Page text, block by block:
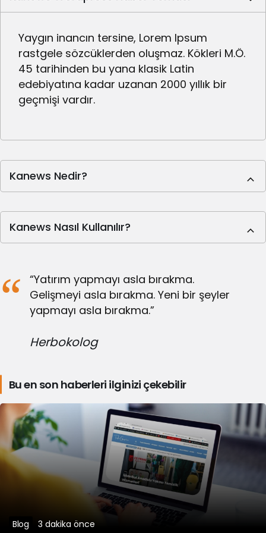
BlackRock
USD
Institutional
Fund
PayPal USD 47,54
Cronos 2,58 2,57 2,62
Uniswap 193,41 190,88 201,58
Tether Gold 191.930,00 191.686,00
Protocol
Ondo US
Dollar Yield
54,17 54,06
OKB 4.109,80 4.041,37 4.135,84
Bittensor 8.959,06 8.912,68
Ondo
Yaygın inancın tersine, Lorem Ipsum
rastgele sözcüklerden oluşmaz. Kökleri M.Ö.
45 tarihinden bu yana klasik Latin
edebiyatına kadar uzanan 2000 yıllık bir
geçmişi vardır.
Kanews Nedir?
Kanews Nasıl Kullanılır?
“Yatırım yapmayı asla bırakma.
Gelişmeyi asla bırakma. Yeni bir şeyler
yapmayı asla bırakma.”
Herbokolog
Bu en son haberleri ilginizi çekebilir
Blog 3 dakika önce